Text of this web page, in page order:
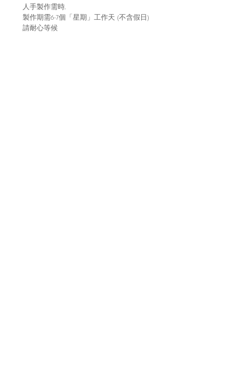
人手製作需時,
製作期需6-7個「星期」工作天 (不含假日)
請耐心等候